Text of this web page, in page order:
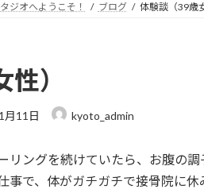
ジオへようこそ！ ブログ 体験談（39歳
）
月11日 kyoto_admin
リングを続けていたら、お腹の調
で、体がガチガチで接骨院に休